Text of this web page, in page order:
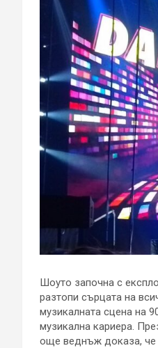
Шоуто започна с
разтопи сърцата на
музикалната сцена на
музикална кариера.
още веднъж доказа, че